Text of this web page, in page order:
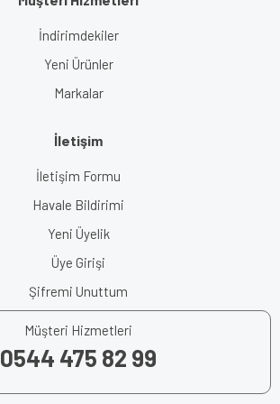
İndirimdekiler
Yeni Ürünler
Markalar
İletişim
İletişim Formu
Havale Bildirimi
Yeni Üyelik
Üye Girişi
Şifremi Unuttum
Müşteri Hizmetleri
0544 475 82 99